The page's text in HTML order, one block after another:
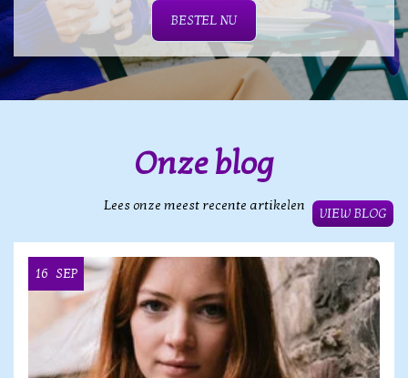
BESTEL NU
Onze blog
Lees onze meest recente artikelen
VIEW BLOG
16 SEP